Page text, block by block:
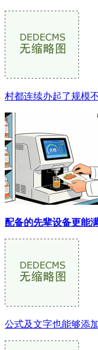
村都连续办起了规模
配备的先辈设备更能
公式及文字也能够添